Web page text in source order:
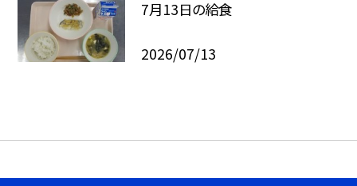
7月13日の給食
2026/07/13